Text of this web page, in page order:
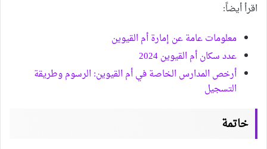
اقرأ أيضاً:
معلومات عامة عن إمارة أم القيوين
عدد سكان أم القيوين 2024
أرخص المدارس الخاصة في أم القيوين: الرسوم وطريقة
التسجيل
خاتمة